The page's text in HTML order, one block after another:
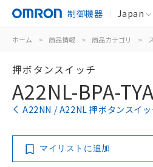
制御機器 Japan
ホーム > 商品情報 > 商品カテゴリ >
押ボタンスイッチ
A22NL-BPA-
A22NN / A22NL 押ボタンスイ
マイリストに追加